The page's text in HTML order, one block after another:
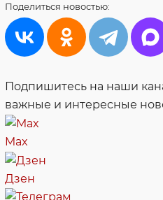
Поделиться новостью:
Подпишитесь на наши
важные и интересные
Max
Дзен